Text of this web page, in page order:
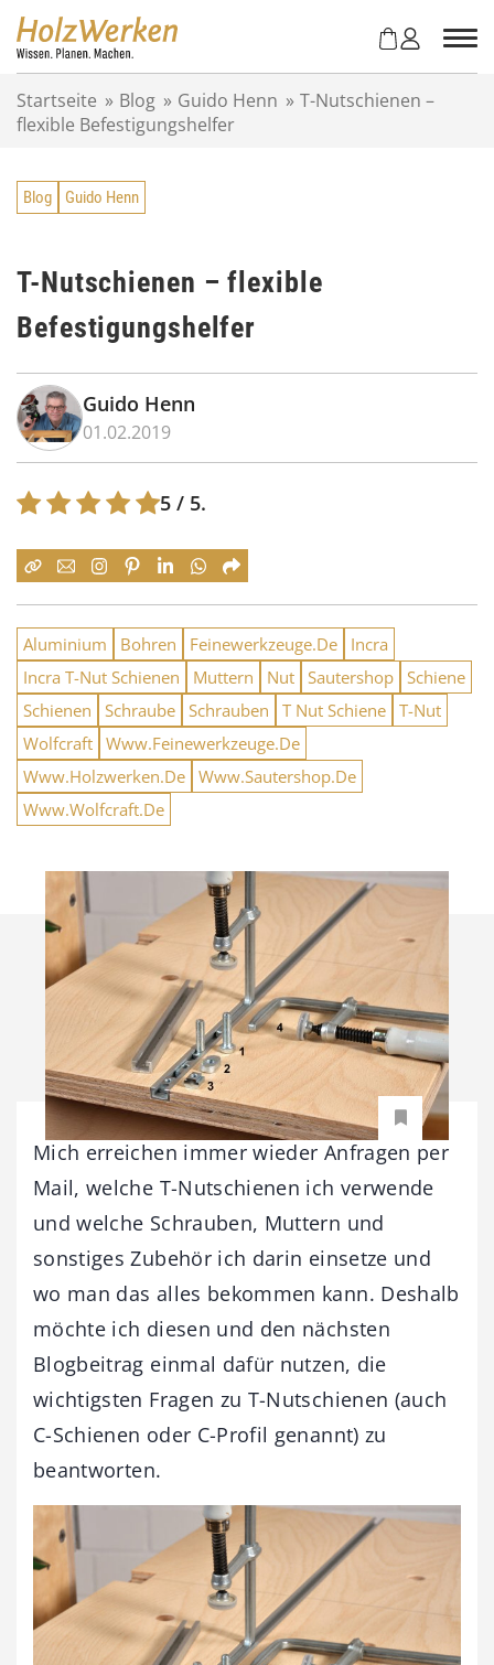
Startseite » Blog » Guido Henn » T-Nutschienen –
flexible Befestigungshelfer
Blog Guido Henn
T-Nutschienen – flexible
Befestigungshelfer
Guido Henn
01.02.2019
5 / 5.
Aluminium Bohren Feinewerkzeuge.De
Incra
Incra T-Nut Schienen
Muttern Nut Sautershop Schiene
Schienen
Schraube Schrauben T Nut Schiene T-Nut
Wolfcraft Www.Feinewerkzeuge.De
Www.Holzwerken.De Www.Sautershop.De
Www.Wolfcraft.De
Mich erreichen immer wieder Anfragen per
Mail, welche T-Nutschienen ich verwende
und welche Schrauben, Muttern und
sonstiges Zubehör ich darin einsetze und
wo man das alles bekommen kann. Deshalb
möchte ich diesen und den nächsten
Blogbeitrag einmal dafür nutzen, die
wichtigsten Fragen zu T-Nutschienen (auch
C-Schienen oder C-Profil genannt) zu
beantworten.